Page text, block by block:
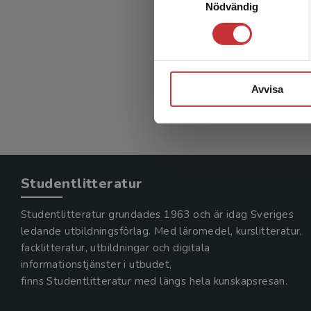
Nödvändig
Avvisa
Studentlitteratur
Studentlitteratur grundades 1963 och är idag Sveriges
ledande utbildningsförlag. Med läromedel, kurslitteratur,
facklitteratur, utbildningar och digitala
informationstjänster i utbudet,
finns Studentlitteratur med längs hela kunskapsresan.